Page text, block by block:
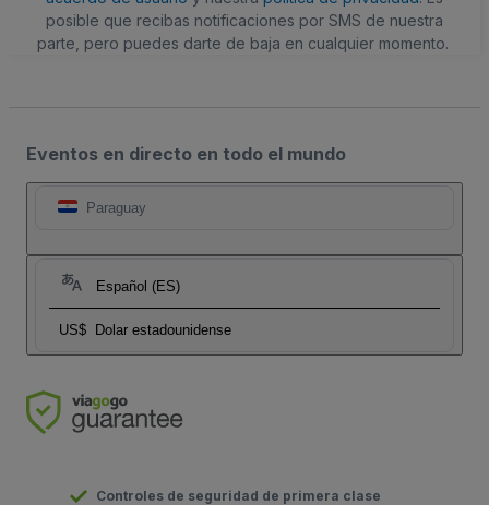
posible que recibas notificaciones por SMS de nuestra
parte, pero puedes darte de baja en cualquier momento.
Eventos en directo en todo el mundo
Paraguay
Español (ES)
US$ Dolar estadounidense
Controles de seguridad de primera clase